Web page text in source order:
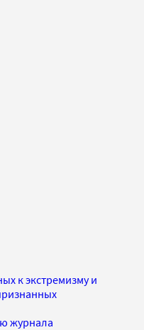
к экстремизму и
журнала